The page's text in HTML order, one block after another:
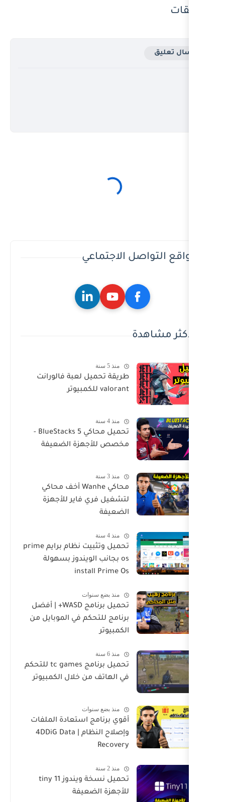
الاجتماعي
طريقة تحميل لعبة فالورانت
valorant للكمبيوتر
تحميل محاكي BlueStacks 5 -
مخصص للأجهزة الضعيفة
محاكي Wanhe أخف محاكي
لتشغيل فري فاير للأجهزة
الضعيفة
تحميل وتثبيت نظام برايم prime
os بجانب الويندوز بسهولة
install Prime Os
منذ بضع سنوات
تحميل برنامج WASD+ | أفضل
برنامج للتحكم في الموبايل من
الكمبيوتر
تحميل برنامج tc games للتحكم
في الهاتف من خلال الكمبيوتر
منذ بضع سنوات
أقوي برنامج استعادة الملفات
وإصلاح النظام | 4DDiG Data
Recovery
تحميل نسخة ويندوز tiny 11
للأجهزة الضعيفة